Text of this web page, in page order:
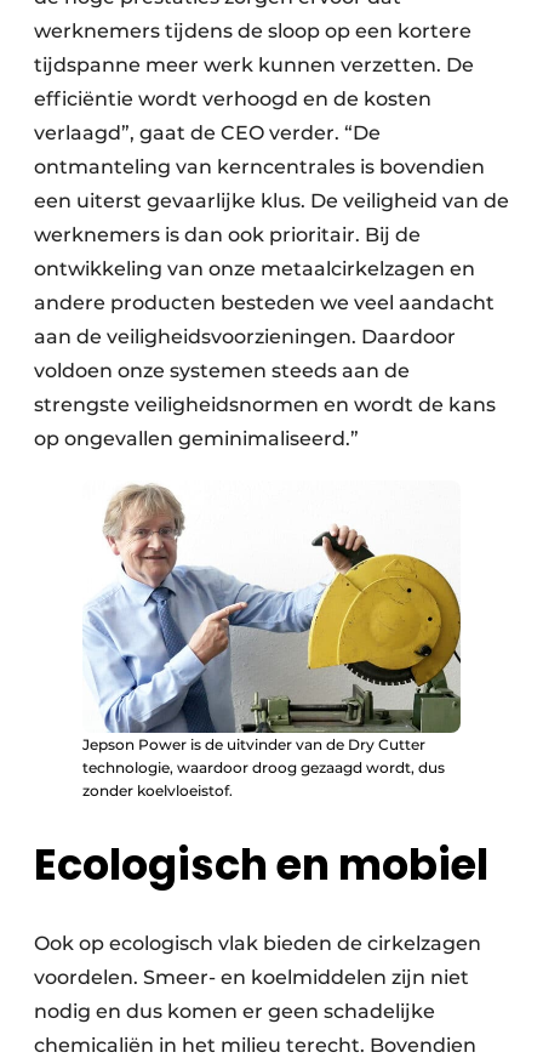
werknemers tijdens de sloop op een kortere
tijdspanne meer werk kunnen verzetten. De
efficiëntie wordt verhoogd en de kosten
verlaagd”, gaat de CEO verder. “De
ontmanteling van kerncentrales is bovendien
een uiterst gevaarlijke klus. De veiligheid van de
werknemers is dan ook prioritair. Bij de
ontwikkeling van onze metaalcirkelzagen en
andere producten besteden we veel aandacht
aan de veiligheidsvoorzieningen. Daardoor
voldoen onze systemen steeds aan de
strengste veiligheidsnormen en wordt de kans
op ongevallen geminimaliseerd.”
Jepson Power is de uitvinder van de Dry Cutter
technologie, waardoor droog gezaagd wordt, dus
zonder koelvloeistof.
Ecologisch en mobiel
Ook op ecologisch vlak bieden de cirkelzagen
voordelen. Smeer- en koelmiddelen zijn niet
nodig en dus komen er geen schadelijke
chemicaliën in het milieu terecht. Bovendien